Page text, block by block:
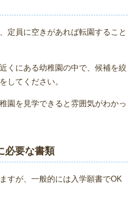
定員に空きがあれば転園すること
くにある幼稚園の中で、候補を絞
してください。
園を見学できると雰囲気がわかっ
必要な書類
すが、一般的には入学願書でOK